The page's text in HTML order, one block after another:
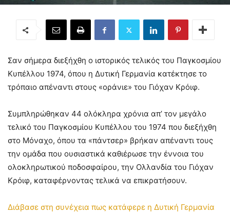
Σαν σήμερα διεξήχθη ο ιστορικός τελικός του Παγκοσμίου
Κυπέλλου 1974, όπου η Δυτική Γερμανία κατέκτησε το
τρόπαιο απέναντι στους «οράνιε» του Γιόχαν Κρόιφ.
Συμπληρώθηκαν 44 ολόκληρα χρόνια απ’ τον μεγάλο
τελικό του Παγκοσμίου Κυπέλλου του 1974 που διεξήχθη
στο Μόναχο, όπου τα «πάντσερ» βρήκαν απέναντι τους
την ομάδα που ουσιαστικά καθιέρωσε την έννοια του
ολοκληρωτικού ποδοσφαίρου, την Ολλανδία του Γιόχαν
Κρόιφ, καταφέρνοντας τελικά να επικρατήσουν.
Διάβασε στη συνέχεια πως κατάφερε η Δυτική Γερμανία